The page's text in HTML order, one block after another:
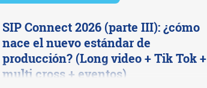
SIP Connect 2026 (parte III): ¿cómo
nace el nuevo estándar de
producción? (Long video + Tik Tok +
multi cross + eventos)